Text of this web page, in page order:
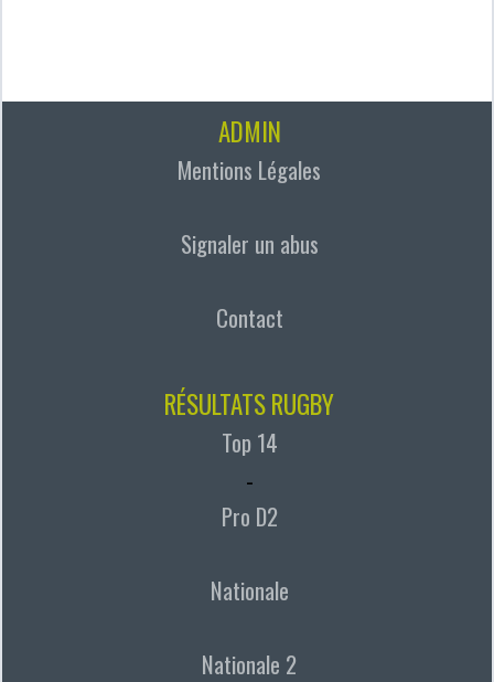
ADMIN
Mentions Légales
Signaler un abus
Contact
RÉSULTATS RUGBY
Top 14
-
Pro D2
Nationale
Nationale 2